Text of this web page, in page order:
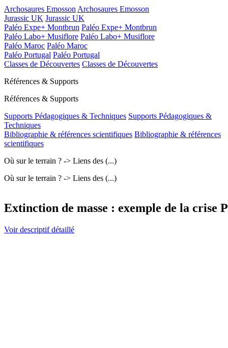
Archosaures Emosson Archosaures Emosson
Jurassic UK Jurassic UK
Paléo Expe+ Montbrun Paléo Expe+ Montbrun
Paléo Labo+ Musiflore Paléo Labo+ Musiflore
Paléo Maroc Paléo Maroc
Paléo Portugal Paléo Portugal
Classes de Découvertes Classes de Découvertes
Références & Supports
Références & Supports
Supports Pédagogiques & Techniques Supports Pédagogiques &
Techniques
Bibliographie & références scientifiques Bibliographie & références
scientifiques
Où sur le terrain ? -> Liens des (...)
Où sur le terrain ? -> Liens des (...)
Extinction de masse : exemple de la crise
Voir descriptif détaillé